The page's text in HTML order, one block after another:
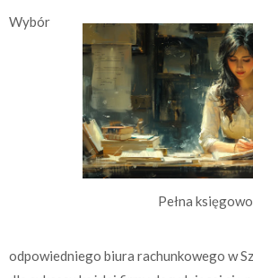
Pełna
Wybór
odpowiedniego biura rachunkowego w